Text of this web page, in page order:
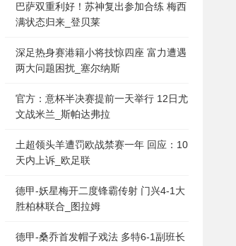
巴萨双重利好！苏神复出参加合练 梅西
满状态归来_登贝莱
深足热身赛港籍小将技惊四座 富力遭遇
两大问题困扰_塞尔纳斯
官方：意杯半决赛提前一天举行 12日尤
文战米兰_斯帕达弗拉
土超领头羊遭罚欧战禁赛一年 回应：10
天内上诉_欧足联
德甲-妖星梅开二度锋霸传射 门兴4-1大
胜柏林联合_图拉姆
德甲-桑乔首发帽子戏法 多特6-1副班长